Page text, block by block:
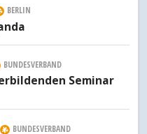
BERLIN
BUNDESVERBAND
Seminar
BUNDESVERBAND